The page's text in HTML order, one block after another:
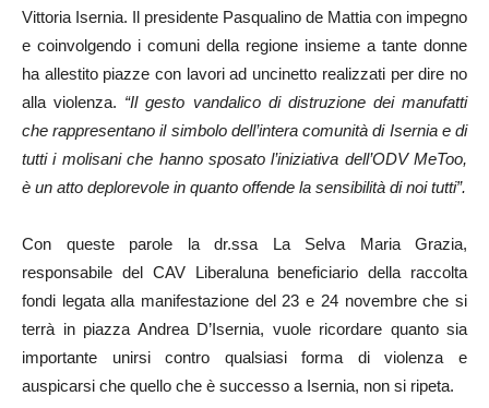
Vittoria Isernia. Il presidente Pasqualino de Mattia con impegno
e coinvolgendo i comuni della regione insieme a tante donne
ha allestito piazze con lavori ad uncinetto realizzati per dire no
alla violenza. “Il gesto vandalico di distruzione dei manufatti
che rappresentano il simbolo dell’intera comunità di Isernia e di
tutti i molisaniche hanno sposato l’iniziativa dell’ODV MeToo,
è un atto deplorevole in quanto offende la sensibilità di noitutti”.
Con queste parole la dr.ssa La Selva Maria Grazia,
responsabile del CAV Liberaluna beneficiario della raccolta
fondi legata alla manifestazione del 23 e 24 novembre che si
terrà in piazza Andrea D’Isernia, vuole ricordare quanto sia
importante unirsi contro qualsiasi forma di violenza e
auspicarsi che quello che è successo a Isernia, non si ripeta.